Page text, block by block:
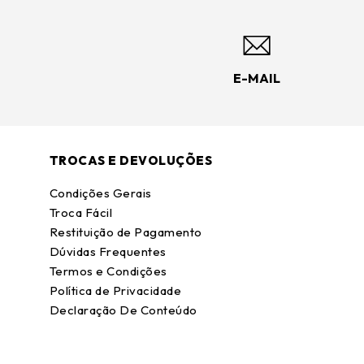
E-MAIL
TROCAS E DEVOLUÇÕES
Condições Gerais
Troca Fácil
Restituição de Pagamento
Dúvidas Frequentes
Termos e Condições
Política de Privacidade
Declaração De Conteúdo